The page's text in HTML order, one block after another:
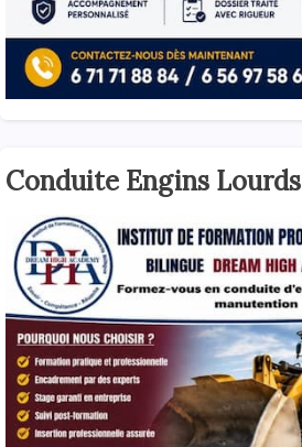
Conduite Engins Lourds